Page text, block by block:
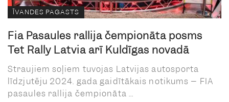
ĪVANDES PAGASTS
Fia Pasaules rallija čempionāta posms
Tet Rally Latvia arī Kuldīgas novadā
Straujiem soļiem tuvojas Latvijas autosporta
līdzjutēju 2024. gada gaidītākais notikums – FIA
pasaules rallija čempionāta ...